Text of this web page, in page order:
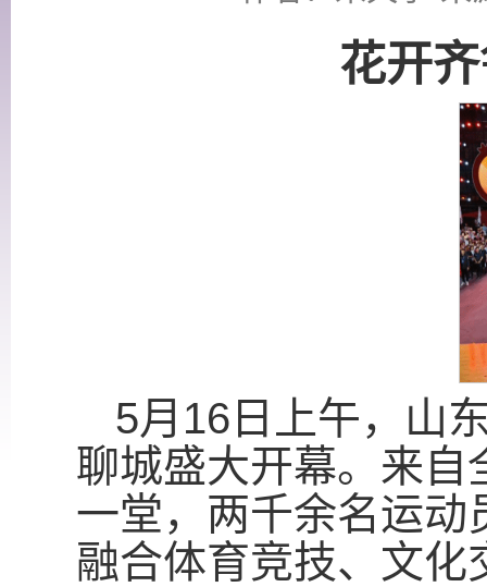
花开
5月16日上午，山
聊城盛大开幕。来自
一堂，两千余名运动
融合体育竞技、文化